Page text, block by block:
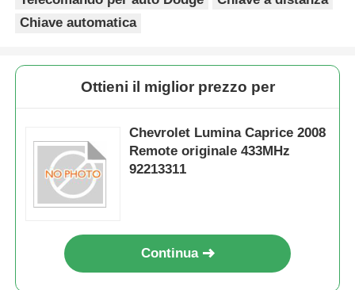
Chiave automatica
Ottieni il miglior prezzo per
Chevrolet Lumina Caprice 2008
Remote originale 433MHz
92213311
Continua